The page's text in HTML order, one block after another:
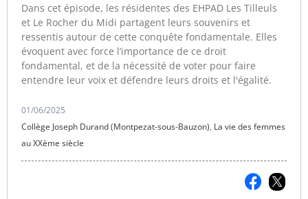
Dans cet épisode, les résidentes des EHPAD Les Tilleuls
et Le Rocher du Midi partagent leurs souvenirs et
ressentis autour de cette conquête fondamentale. Elles
évoquent avec force l’importance de ce droit
fondamental, et de la nécessité de voter pour faire
entendre leur voix et défendre leurs droits et l'égalité.
01/06/2025
Collège Joseph Durand (Montpezat-sous-Bauzon), La vie des femmes
au XXème siècle